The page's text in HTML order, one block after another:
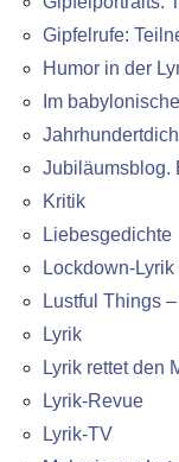
Gipfelrufe:
Humor in der
Im
Jubiläumsblog.
Kritik
Liebesgedichte
Lockdown-Lyrik
Lustful Things
Lyrik
Lyrik rettet den
Lyrik-Revue
Lyrik-TV